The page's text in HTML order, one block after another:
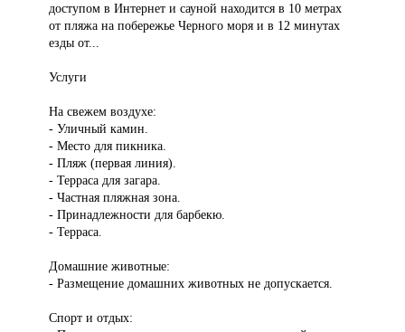
доступом в Интернет и сауной находится в 10 метрах
от пляжа на побережье Черного моря и в 12 минутах
езды от...
Услуги
На свежем воздухе:
- Уличный камин.
- Место для пикника.
- Пляж (первая линия).
- Терраса для загара.
- Частная пляжная зона.
- Принадлежности для барбекю.
- Терраса.
Домашние животные:
- Размещение домашних животных не допускается.
Спорт и отдых: